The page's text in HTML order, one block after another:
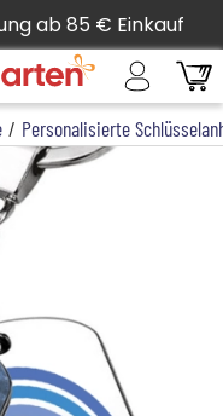
ab 85 € Einkauf
/ Personalisierte